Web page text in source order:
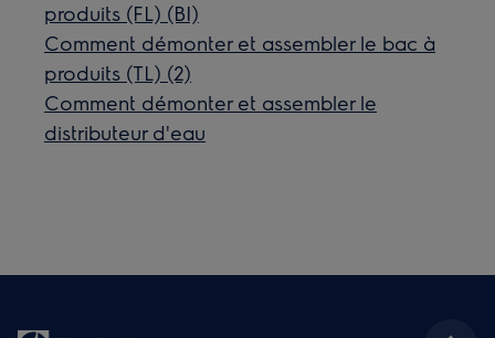
produits (FL) (BI)
Comment démonter et assembler le bac à
produits (TL) (2)
Comment démonter et assembler le
distributeur d'eau